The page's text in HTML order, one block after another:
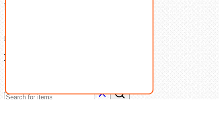
Ваша корзина
В корзине нет товаров.
Поиск